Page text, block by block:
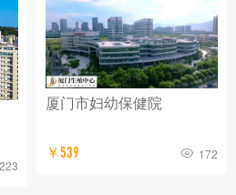
223
厦门市妇幼保健院
￥539 172